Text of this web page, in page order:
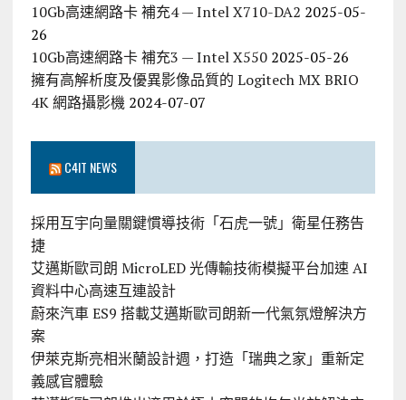
10Gb高速網路卡 補充4 — Intel X710-DA2 2025-05-
26
10Gb高速網路卡 補充3 — Intel X550 2025-05-26
擁有高解析度及優異影像品質的 Logitech MX BRIO
4K 網路攝影機 2024-07-07
C4IT NEWS
採用互宇向量關鍵慣導技術「石虎一號」衛星任務告
捷
艾邁斯歐司朗 MicroLED 光傳輸技術模擬平台加速 AI
資料中心高速互連設計
蔚來汽車 ES9 搭載艾邁斯歐司朗新一代氣氛燈解決方
案
伊萊克斯亮相米蘭設計週，打造「瑞典之家」重新定
義感官體驗